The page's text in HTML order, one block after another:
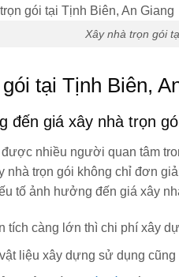
Xây nhà trọn gói
tại Tịnh Biên,
đến giá xây nhà trọn
nhiều người quan tâm
nhà trọn gói không chỉ đơn
tố ảnh hưởng đến giá xây
tích càng lớn thì chi phí xây
liệu xây dựng sử dụng